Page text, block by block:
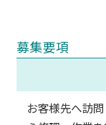
募集要項
お客様先へ訪